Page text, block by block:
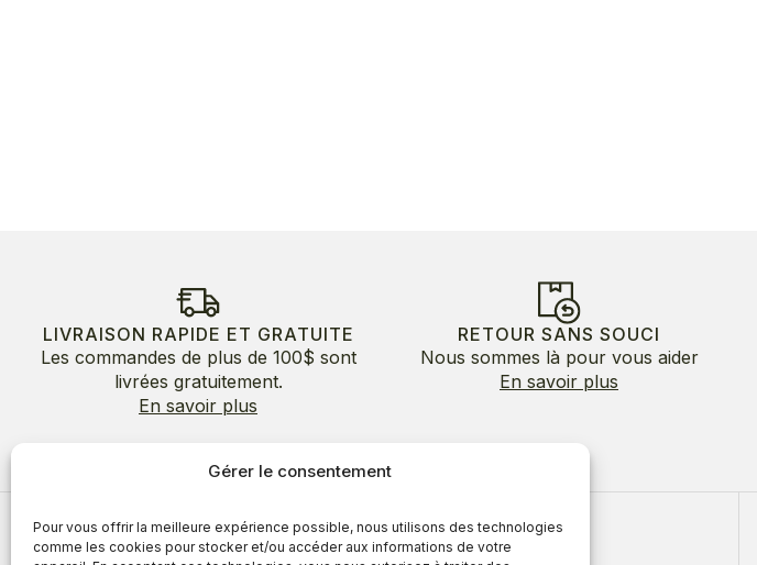
Gérer le consentement
Pour vous offrir la meilleure expérience possible, nous utilisons des technologies
comme les cookies pour stocker et/ou accéder aux informations de votre
LIVRAISON RAPIDE ET GRATUITE
Les commandes de plus de 100$ sont
livrées gratuitement.
En savoir plus
RETOUR SANS SOUCI
Nous sommes là pour vous aider
En savoir plus
À propos de nous